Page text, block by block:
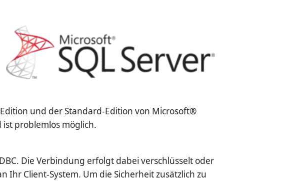
und der Standard-Edition von Microsoft®
ist problemlos möglich.
Die Verbindung erfolgt dabei verschlüsselt oder
Ihr Client-System. Um die Sicherheit zusätzlich zu